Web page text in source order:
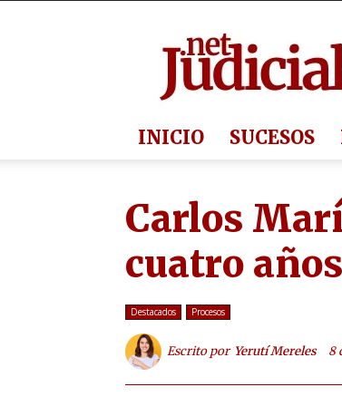
INICIO SUCESOS
Carlos
cuatro
Destacados Procesos
Escrito por Yerutí Mereles 8